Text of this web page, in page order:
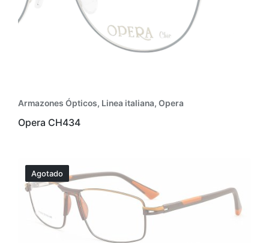
Armazones Ópticos, Linea italiana, Opera
Opera CH434
Agotado